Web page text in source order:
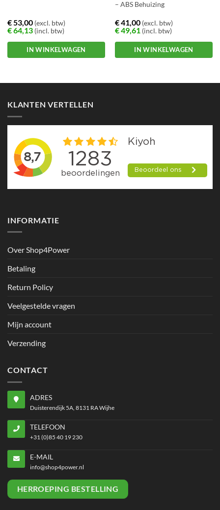
€53,00(excl. btw)
€64,13(incl. btw)
IN WINKELWAGEN
– ABS Behuizing
€41,00(excl. btw)
€49,61(incl. btw)
IN WINKELWAGEN
KLANTEN VERTELLEN
INFORMATIE
Over Shop4Power
Betaling
Return Policy
Veelgestelde vragen
Mijn account
Verzending
CONTACT
ADRES
Duisterendijk 5A, 8131 RA Wijhe
TELEFOON
+31 (0)85 40 19 230
E-MAIL
info@shop4power.nl
HERROEPING BESTELLING